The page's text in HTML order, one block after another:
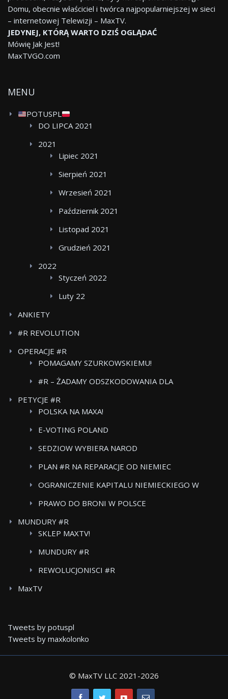
Domu, obecnie właściciel i twórca najpopularniejszej w sieci
– internetowej Telewizji – MaxTV.
JEDYNEJ, KTÓRĄ WARTO DZIŚ OGLĄDAĆ
Mówię Jak Jest!
MaxTVGO.com
MENU
POTUSPL
DO LIPCA 2021
2021
Lipiec 2021
Sierpień 2021
Wrzesień 2021
Październik 2021
Listopad 2021
Grudzień 2021
2022
Styczeń 2022
Luty 22
ANKIETY
#R REVOLUTION
OPERACJE #R
POMAGAMY SZURKOWSKIEMU!
#R – ŻADAMY ODSZKODOWANIA DLA
CARE
PETYCJE #R
POLSKA NA MAXA!
E-VOTING POLAND
SEDZIOW WYBIERA NAROD
PLAN #R NA REPARACJE OD NIEMIEC
OGRANICZENIE KAPITALU NIEMIECKIEGO W
PRAWO DO BRONI W POLSCE
MUNDURY #R
SKLEP MAXTV!
MUNDURY #R
REWOLUCJONISCI #R
MaxTV
Tweets by potuspl
Tweets by maxkolonko
© MaxTV LLC 2021-2026